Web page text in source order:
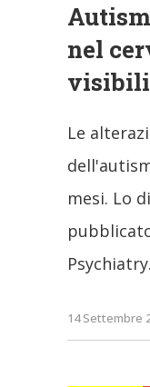
nel
visibili
Le
mesi. Lo
Psychiatry
14 Settembre